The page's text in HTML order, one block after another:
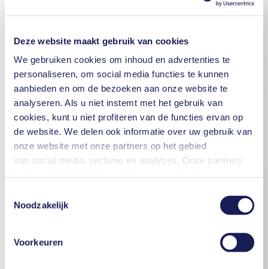
Deze website maakt gebruik van cookies
We gebruiken cookies om inhoud en advertenties te
personaliseren, om social media functies te kunnen
aanbieden en om de bezoeken aan onze website te
analyseren. Als u niet instemt met het gebruik van
cookies, kunt u niet profiteren van de functies ervan op
de website. We delen ook informatie over uw gebruik van
onze website met onze partners op het gebied
van social media, reclame en analyses. Onze partners
verzameld in het kader van uw gebruik van de diensten.
U kunt uw toestemming te allen tijde intrekken door te
klikken op "Cookies" onderaan de website en het vinkje
in het vakje te verwijderen.
Noodzakelijk
Voorkeuren